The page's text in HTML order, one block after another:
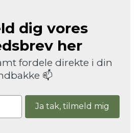
dig vores
her
fordele direkte i din
📫
Ja tak, tilmeld mig